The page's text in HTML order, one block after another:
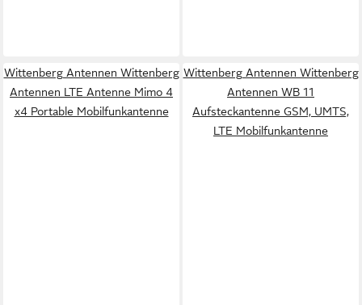
Wittenberg Antennen Wittenberg
Antennen LTE Antenne Mimo 4
x4 Portable Mobilfunkantenne
Wittenberg Antennen Wittenberg
Antennen WB 11
Aufsteckantenne GSM, UMTS,
LTE Mobilfunkantenne